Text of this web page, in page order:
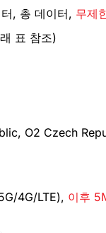
, 총 데이터, 무제
표 참조)
O2 Czech
4G/LTE), 이후